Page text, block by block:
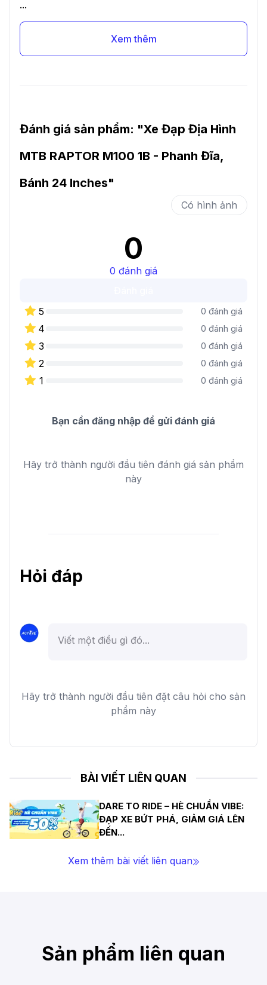
...
Xem thêm
Đánh giá sản phẩm: "Xe Đạp Địa Hình
MTB RAPTOR M100 1B - Phanh Đĩa,
Bánh 24 Inches"
Có hình ảnh
0
0 đánh giá
5
0 đánh giá
4 0 đánh giá
3 0 đánh giá
2 0 đánh giá
1 0 đánh giá
Bạn cần đăng nhập để gửi đánh giá
Hãy trở thành người đầu tiên đánh giá sản phẩm
này
Hỏi đáp
Hãy trở thành người đầu tiên đặt câu hỏi cho sản
phẩm này
BÀI VIẾT LIÊN QUAN
DARE TO RIDE – HÈ CHUẨN VIBE:
ĐẠP XE BỨT PHÁ, GIẢM GIÁ LÊN
ĐẾN...
Xem thêm bài viết liên quan
Sản phẩm liên quan